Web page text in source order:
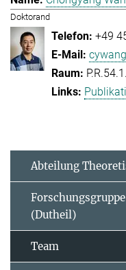
Doktorand
+49
Abteilung
(Dutheil)
Team